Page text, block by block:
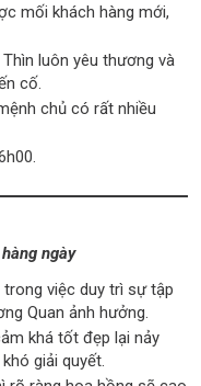
mối khách hàng mới,
luôn yêu thương và
cố.
chủ có rất nhiều
ngày
trong việc duy trì sự tập
Quan ảnh hưởng.
khá tốt đẹp lại nảy
giải quyết.